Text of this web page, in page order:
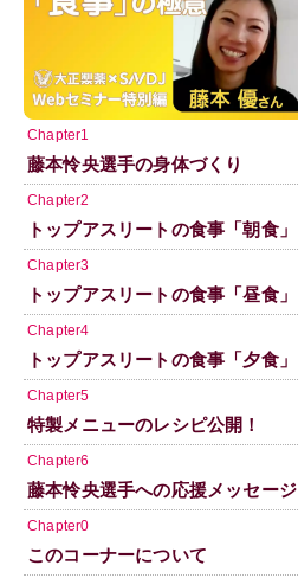
Chapter1
藤本怜央選手の身体づくり
Chapter2
トップアスリートの食事「朝食」
Chapter3
トップアスリートの食事「昼食」
Chapter4
トップアスリートの食事「夕食」
Chapter5
特製メニューのレシピ公開！
Chapter6
藤本怜央選手への応援メッセージ
Chapter0
このコーナーについて